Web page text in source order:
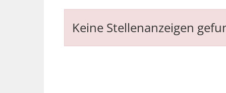
Keine Stellenanzeigen